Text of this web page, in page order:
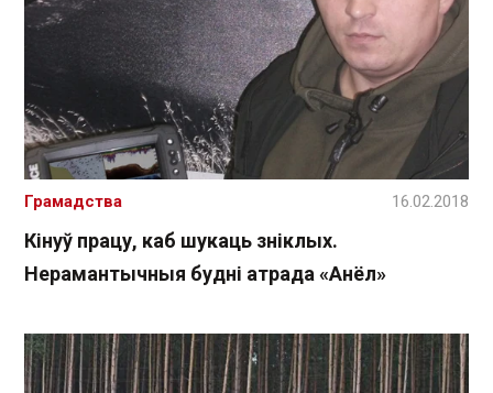
Кінуў працу, каб шукаць зніклых.
Нерамантычныя будні атрада «Анёл»
Грамадства 16.02.2018